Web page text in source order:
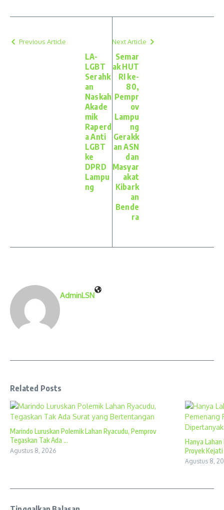
Previous Article
LA-
LGBT
Serahk
an
Naskah
Akade
mik
Raperd
a Anti
LGBT
ke
DPRD
Lampu
ng
Next Article
Semar
ak HUT
RI ke-
80,
Pempr
ov
Lampu
ng
Gerakk
an ASN
dan
Masyar
akat
Kibark
an
Bende
ra
AdminLSN
Related Posts
Marindo Luruskan Polemik Lahan Ryacudu, Pemprov
Tegaskan Tak Ada ...
Agustus 8, 2026
Hanya
Proyek Kejati
Agustus 8,